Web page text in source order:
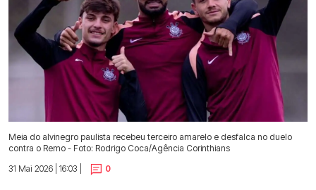
Meia do alvinegro paulista recebeu terceiro amarelo e desfalca no duelo
contra o Remo - Foto: Rodrigo Coca/Agência Corinthians
31 Mai 2026 | 16:03 |
0